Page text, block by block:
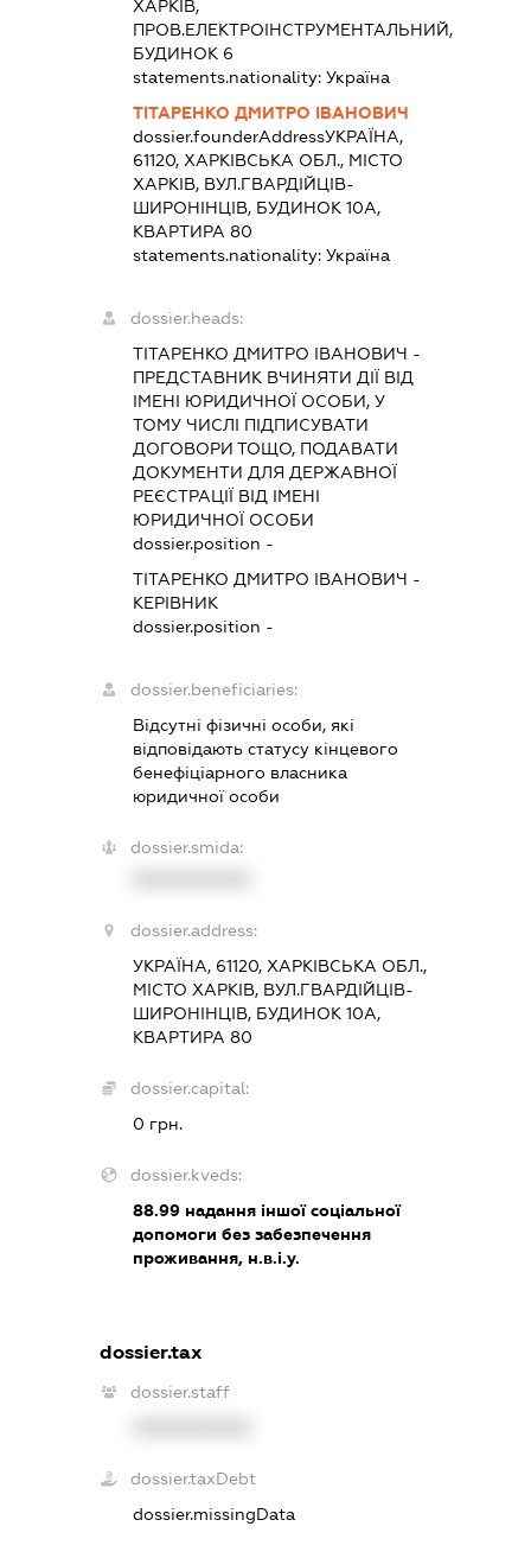
ХАРКІВ,
ПРОВ.ЕЛЕКТРОІНСТРУМЕНТАЛЬНИЙ,
БУДИНОК 6
statements.nationality:Україна
ТІТАРЕНКО ДМИТРО ІВАНОВИЧ
dossier.founderAddressУКРАЇНА,
61120, ХАРКІВСЬКА ОБЛ., МІСТО
ХАРКІВ, ВУЛ.ГВАРДІЙЦІВ-
ШИРОНІНЦІВ, БУДИНОК 10А,
КВАРТИРА 80
statements.nationality:Україна
dossier.heads:
ТІТАРЕНКО ДМИТРО ІВАНОВИЧ -
ПРЕДСТАВНИК ВЧИНЯТИ ДІЇ ВІД
ІМЕНІ ЮРИДИЧНОЇ ОСОБИ, У
ТОМУ ЧИСЛІ ПІДПИСУВАТИ
ДОГОВОРИ ТОЩО, ПОДАВАТИ
ДОКУМЕНТИ ДЛЯ ДЕРЖАВНОЇ
РЕЄСТРАЦІЇ ВІД ІМЕНІ
ЮРИДИЧНОЇ ОСОБИ
dossier.position -
ТІТАРЕНКО ДМИТРО ІВАНОВИЧ -
КЕРІВНИК
dossier.position -
dossier.beneficiaries:
Відсутні фізичні особи, які
відповідають статусу кінцевого
бенефіціарного власника
юридичної особи
dossier.smida:
dossier.address:
УКРАЇНА, 61120, ХАРКІВСЬКА ОБЛ.,
МІСТО ХАРКІВ, ВУЛ.ГВАРДІЙЦІВ-
ШИРОНІНЦІВ, БУДИНОК 10А,
КВАРТИРА 80
dossier.capital:
0 грн.
dossier.kveds:
88.99 надання іншої соціальної
допомоги без забезпечення
проживання, н.в.і.у.
dossier.tax
dossier.staff
dossier.taxDebt
dossier.missingData